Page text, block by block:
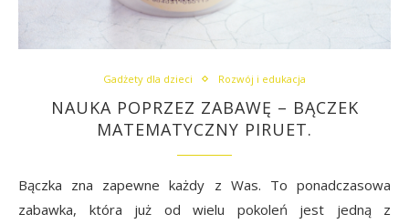
Gadżety dla dzieci Rozwój i edukacja
NAUKA POPRZEZ ZABAWĘ – BĄCZEK
MATEMATYCZNY PIRUET.
Bączka zna zapewne każdy z Was. To ponadczasowa
zabawka, która już od wielu pokoleń jest jedną z